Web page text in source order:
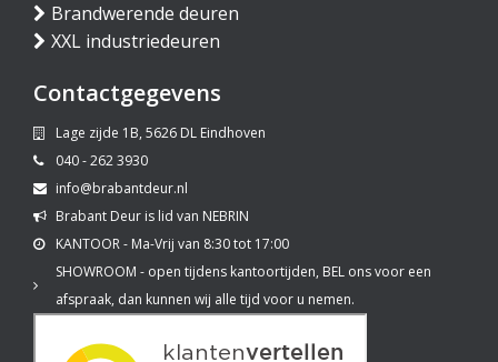
Brandwerende deuren
XXL industriedeuren
Contactgegevens
Lage zijde 1B, 5626 DL Eindhoven
040 - 262 3930
info@brabantdeur.nl
Brabant Deur is lid van NEBRIN
KANTOOR - Ma-Vrij van 8:30 tot 17:00
SHOWROOM - open tijdens kantoortijden, BEL ons voor een
afspraak, dan kunnen wij alle tijd voor u nemen.